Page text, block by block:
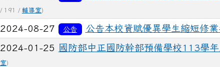
/ 191 / 輔導室)
2024-08-27 公告 公告本校資賦優異學生縮短修
2024-01-25 國防部中正國防幹部預備學校113學
室)